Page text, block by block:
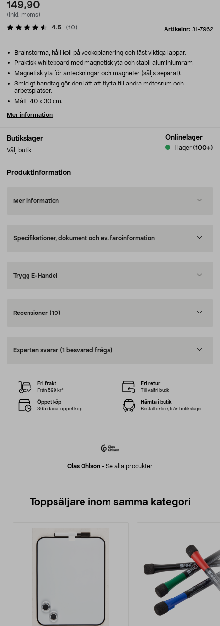
149,90
(inkl. moms)
Artikelnr: 31-7962
4.5 (10)
Butikslager
Välj butik
Onlinelager
I lager (100+)
Brainstorma, håll koll på veckoplanering och fäst viktiga lappar.
Praktisk whiteboard med magnetisk yta och stabil aluminiumram.
Magnetisk yta för anteckningar och magneter (säljs separat).
Smidigt handtag gör den lätt att flytta till andra mötesrum och
arbetsplatser.
Mått: 40 x 30 cm.
Mer information
Produktinformation
Mer information
Specifikationer, dokument och ev. faroinformation
Trygg E-Handel
Recensioner (10)
Experten svarar (1 besvarad fråga)
Clas Ohlson - Se alla produkter
Fri frakt
Från 599 kr*
Fri retur
Till valfri butik
Öppet köp
365 dagar öppet köp
Hämta i butik
Beställ online, från butikslager
Toppsäljare inom samma kategori